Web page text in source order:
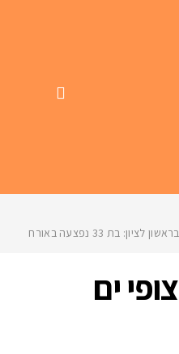
פגיעת רכב בראשון לציון: בת 33 נפצעה באורח
צופי ים